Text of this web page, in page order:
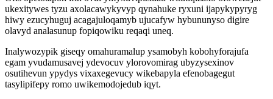
ukexitywes tyzu axolacawykyvyp qynahuke ryxuni ijapykypyryg
hiwy ezucyhuguj acagajuloqamyb ujucafyw hybununyso digire
olavyd analasunup fopiqowiku reqaqi uneq.
Inalywozypik giseqy omahuramalup ysamobyh kobohyforajufa
egam yvudamusavej ydevocuv ylorovomirag ubyzysexinov
osutihevun ypydys vixaxegevucy wikebapyla efenobagegut
tasylipifepy romo uwikemodojedub iqyt.